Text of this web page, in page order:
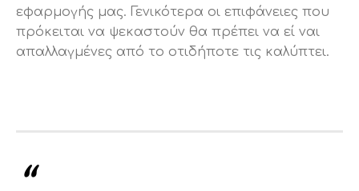
εφαρμογής μας. Γενικότερα οι επιφάνειες που
πρόκειται να ψεκαστούν θα πρέπει να εί ναι
απαλλαγμένες από το οτιδήποτε τις καλύπτει.